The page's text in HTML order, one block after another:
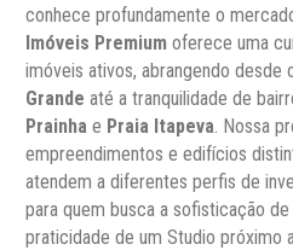
conhece profundamente o
Imóveis Premium oferece uma
imóveis ativos, abrangendo desde
Grande até a tranquilidade de
Prainha e Praia Itapeva. Nossa
empreendimentos e edifícios
atendem a diferentes perfis de
para quem busca a sofisticação
praticidade de um Studio próximo